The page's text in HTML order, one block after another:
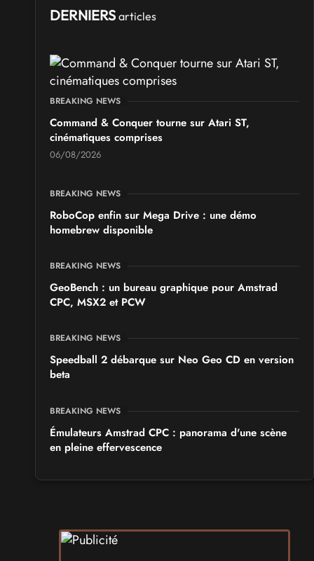
DERNIERS articles
BREAKING NEWS
Command & Conquer tourne sur Atari ST,
cinématiques comprises
06/08/2026
BREAKING NEWS
RoboCop enfin sur Mega Drive : une démo
homebrew disponible
BREAKING NEWS
GeoBench : un bureau graphique pour Amstrad
CPC, MSX2 et PCW
BREAKING NEWS
Speedball 2 débarque sur Neo Geo CD en version
beta
BREAKING NEWS
Émulateurs Amstrad CPC : panorama d'une scène
en pleine effervescence